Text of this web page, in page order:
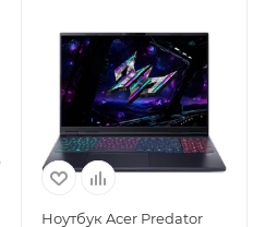
Ноутбук Acer Predator